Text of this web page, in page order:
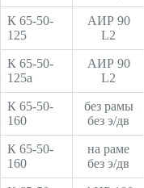
К 65-50-
125
АИР 90
L2
К 65-50-
125а
АИР 90
L2
К 65-50-
160
без рамы
без э/дв
К 65-50-
160
на раме
без э/дв